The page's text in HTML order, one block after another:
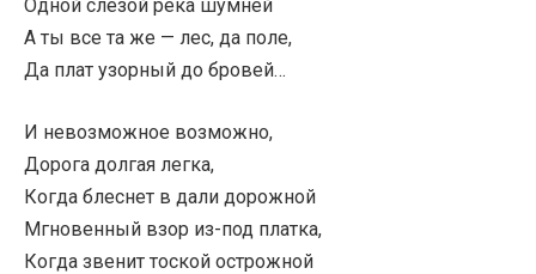
Одной слезой река шумней
А ты все та же — лес, да поле,
Да плат узорный до бровей…
И невозможное возможно,
Дорога долгая легка,
Когда блеснет в дали дорожной
Мгновенный взор из-под платка,
Когда звенит тоской острожной